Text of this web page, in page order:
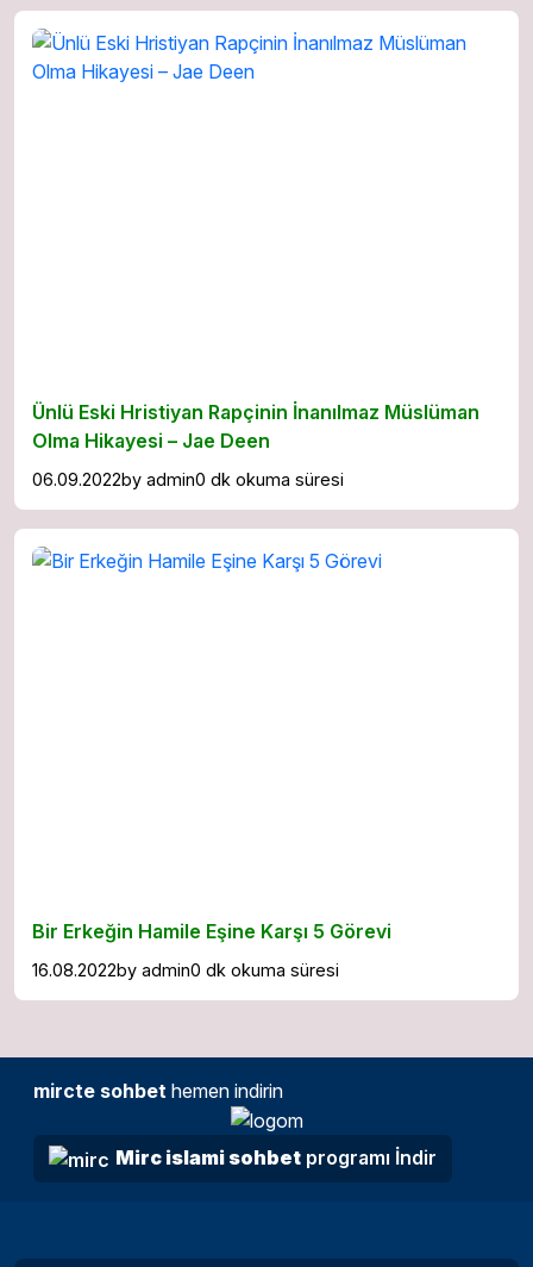
Ünlü Eski Hristiyan Rapçinin İnanılmaz Müslüman
Olma Hikayesi – Jae Deen
06.09.2022by admin0 dk okuma süresi
Bir Erkeğin Hamile Eşine Karşı 5 Görevi
16.08.2022by admin0 dk okuma süresi
mircte sohbet hemen indirin
Mirc islami sohbet programı İndir